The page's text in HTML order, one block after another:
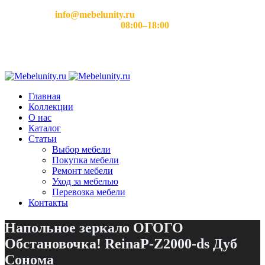
info@mebelunity.ru
08:00–18:00
Главная
Коллекции
О нас
Каталог
Статьи
Выбор мебели
Покупка мебели
Ремонт мебели
Уход за мебелью
Перевозка мебели
Контакты
Напольное зеркало ОГОГО
Обстановочка! ReinaP-Z2000-ds Дуб
Сонома